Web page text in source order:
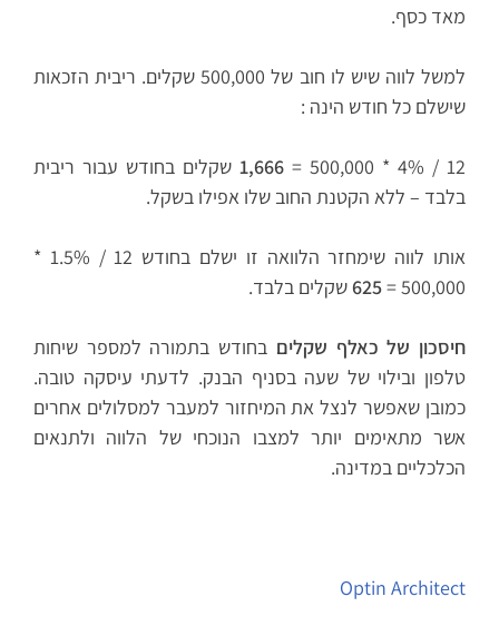
מאד כסף.
למשל לווה שיש לו חוב של 500,000 שקלים. ריבית הזכאות
שישלם כל חודש הינה :
12 / 4% * 500,000 =
1,666 שקלים בחודש עבור ריבית
בלבד – ללא הקטנת החוב שלו אפילו בשקל.
אותו לווה שימחזר הלוואה זו ישלם בחודש 12 / 1.5% *
500,000 =
625שקלים בלבד.
חיסכון של כאלף שקלים בחודש בתמורה למספר שיחות
טלפון ובילוי של שעה בסניף הבנק. לדעתי עיסקה טובה.
כמובן שאפשר לנצל את המיחזור למעבר למסלולים אחרים
אשר מתאימים יותר למצבו הנוכחי של הלווה ולתנאים
הכלכליים במדינה.
Optin Architect